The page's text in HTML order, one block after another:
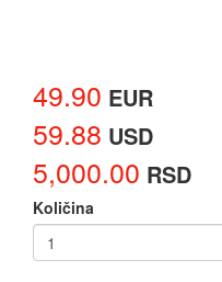
49.90 EUR
59.88 USD
5,000.00 RSD
Količina